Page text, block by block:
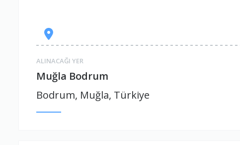
ALINACAĞI YER
Muğla Bodrum
Bodrum, Muğla, Türkiye